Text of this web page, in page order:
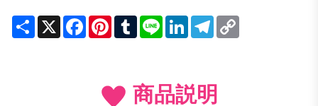
Share X FacebookPinterestTumblrLine LinkedInTelegram
商品説明